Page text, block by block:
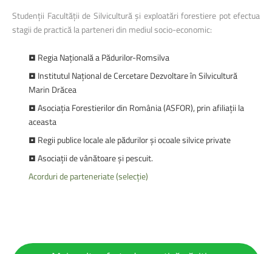
Studenții Facultății de Silvicultură și exploatări forestiere pot efectua
stagii de practică la parteneri din mediul socio-economic:
• Regia Naţională a Pădurilor-Romsilva
• Institutul Național de Cercetare Dezvoltare în Silvicultură
Marin Drăcea
• Asociaţia Forestierilor din România (ASFOR), prin afiliaţii la
aceasta
• Regii publice locale ale pădurilor și ocoale silvice private
• Asociaţii de vânătoare şi pescuit.
Acorduri de parteneriate (selecție)